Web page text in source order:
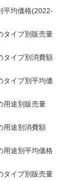
平均価格(2022-
タイプ別販売量
タイプ別消費額
タイプ別平均価
用途別販売量
用途別消費額
用途別平均価格
タイプ別販売量